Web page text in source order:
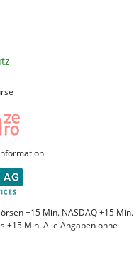
+15 Min. NASDAQ +15 Min.
+15 Min. Alle Angaben ohne